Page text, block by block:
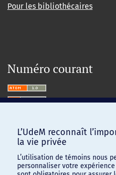
Pour les bibliothécaires
Numéro courant
L’UdeM reconnaît
la vie privée
L’utilisation de témoins nous
personnaliser votre